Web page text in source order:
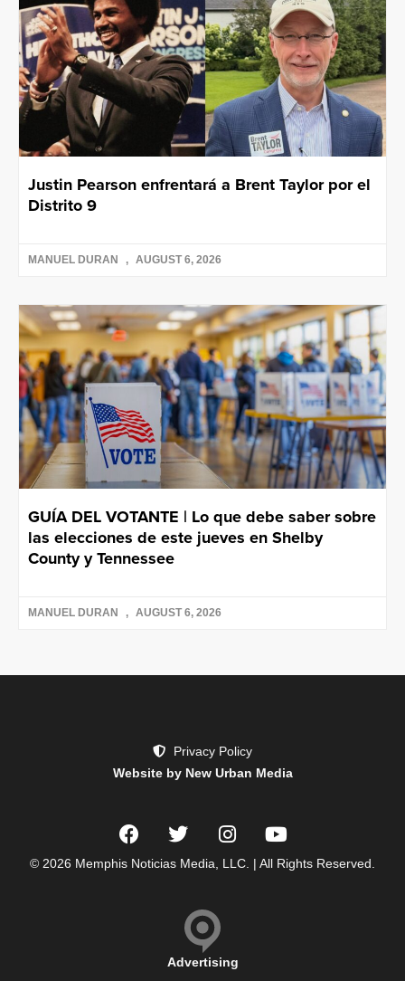
Justin Pearson enfrentará a Brent Taylor por el
Distrito 9
MANUEL DURAN AUGUST 6, 2026
GUÍA DEL VOTANTE | Lo que debe saber sobre
las elecciones de este jueves en Shelby
County y Tennessee
MANUEL DURAN AUGUST 6, 2026
Privacy Policy
Website by New Urban Media
© 2026 Memphis Noticias Media, LLC. | All Rights Reserved.
Advertising